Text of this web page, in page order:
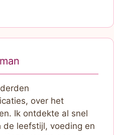
over het
Ik ontdekte al snel
de leefstijl, voeding en